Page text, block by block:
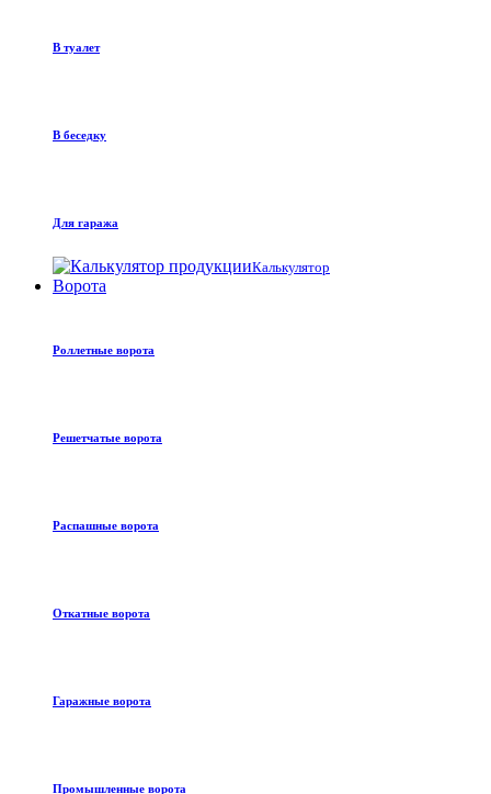
В туалет
В беседку
Для гаража
Калькулятор
Ворота
Роллетные ворота
Решетчатые ворота
Распашные ворота
Откатные ворота
Гаражные ворота
Промышленные ворота